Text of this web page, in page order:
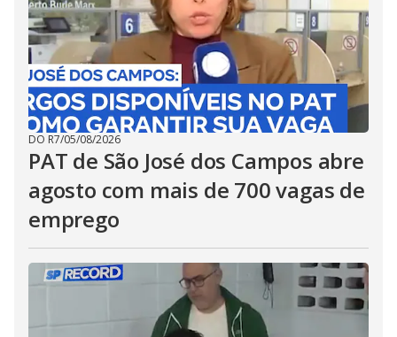
DO R7/05/08/2026
PAT de São José dos Campos abre
agosto com mais de 700 vagas de
emprego